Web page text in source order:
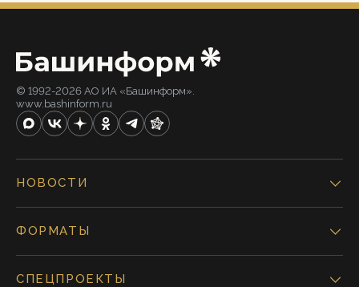
© 1992-2026 АО ИА «Башинформ».
www.bashinform.ru
НОВОСТИ
ФОРМАТЫ
СПЕЦПРОЕКТЫ